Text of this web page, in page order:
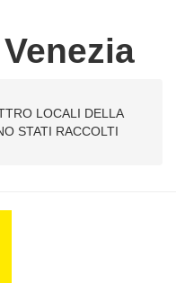
LOCALI DELLA
STATI RACCOLTI